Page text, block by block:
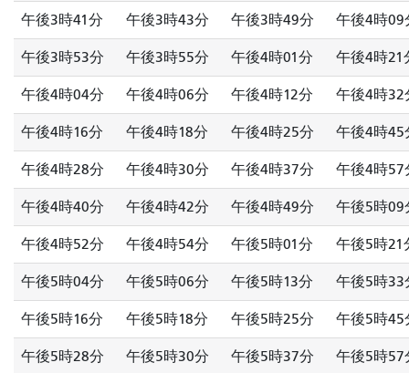
午後3時41分 午後3時43分 午後3時49分 午後4時09
午後3時53分 午後3時55分 午後4時01分 午後4時21
午後4時04分 午後4時06分 午後4時12分 午後4時32
午後4時16分 午後4時18分 午後4時25分 午後4時45
午後4時28分 午後4時30分 午後4時37分 午後4時57
午後4時40分 午後4時42分 午後4時49分 午後5時09
午後4時52分 午後4時54分 午後5時01分 午後5時21
午後5時04分 午後5時06分 午後5時13分 午後5時33
午後5時16分 午後5時18分 午後5時25分 午後5時45
午後5時28分 午後5時30分 午後5時37分 午後5時57